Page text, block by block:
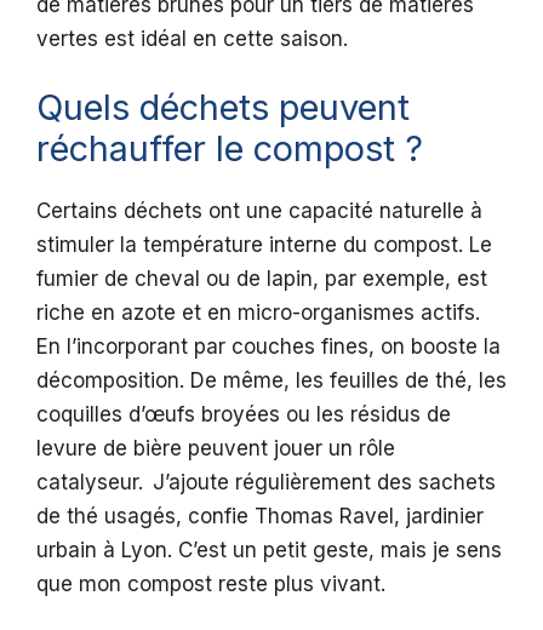
de matières brunes pour un tiers de matières
vertes est idéal en cette saison.
Quels déchets peuvent
réchauffer le compost ?
Certains déchets ont une capacité naturelle à
stimuler la température interne du compost. Le
fumier de cheval ou de lapin, par exemple, est
riche en azote et en micro-organismes actifs.
En l’incorporant par couches fines, on booste la
décomposition. De même, les feuilles de thé, les
coquilles d’œufs broyées ou les résidus de
levure de bière peuvent jouer un rôle
catalyseur. J’ajoute régulièrement des sachets
de thé usagés, confie Thomas Ravel, jardinier
urbain à Lyon. C’est un petit geste, mais je sens
que mon compost reste plus vivant.